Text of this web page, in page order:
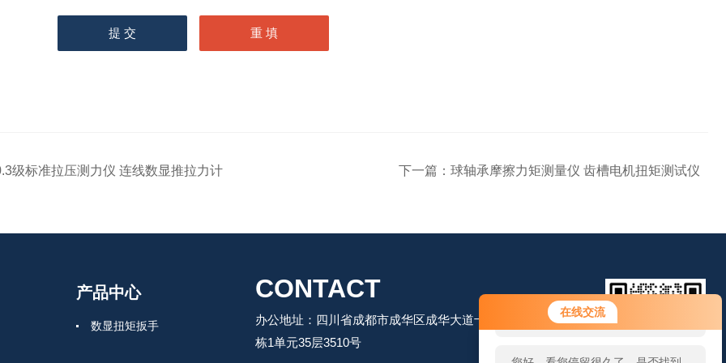
在线交流
您好！欢迎前来咨询，很高兴为您
服务，请问您要咨询什么问题呢？
级标准拉压测力仪 连线数显推拉力计 下一篇： 球轴承摩擦力矩测量仪 齿槽电机扭矩测试仪
产品中心
数显扭矩扳手
CONTACT
办公地址：四川省成都市成华区成华大道十里店路213号4
栋1单元35层3510号